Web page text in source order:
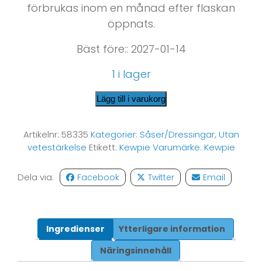
förbrukas inom en månad efter flaskan
öppnats.
Bäst före:: 2027-01-14
1 i lager
Lägg till i varukorg
Artikelnr: 58335 Kategorier: Såser/Dressingar, Utan
vetestärkelse Etikett: Kewpie Varumärke: Kewpie
Dela via: Facebook Twitter Email
Ingredienser
Ytterligare information
Näringsinnehåll